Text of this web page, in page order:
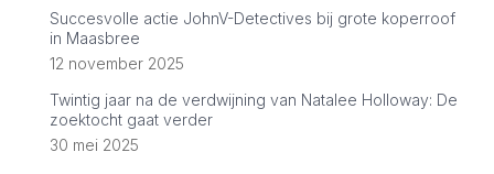
Succesvolle actie JohnV-Detectives bij grote koperroof
in Maasbree
12 november 2025
Twintig jaar na de verdwijning van Natalee Holloway: De
zoektocht gaat verder
30 mei 2025